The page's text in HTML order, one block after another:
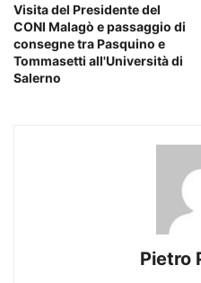
Visita del Presidente del
CONI Malagò e passaggio di
consegne tra Pasquino e
Tommasetti all'Università di
Salerno
Pietro